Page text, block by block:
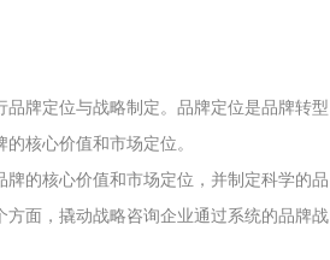
牌定位与战略制定。品牌定位是品牌转型
核心价值和市场定位。
的核心价值和市场定位，并制定科学的品
面，撬动战略咨询企业通过系统的品牌战